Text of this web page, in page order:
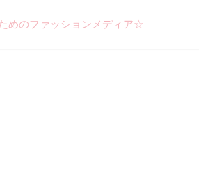
めのファッションメディア☆